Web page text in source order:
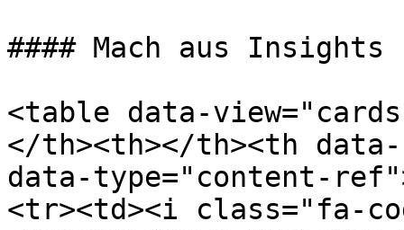
#### Mach aus Insights
<table data-
</th><th></th><th
data-type="content-
<tr><td><i class="fa-